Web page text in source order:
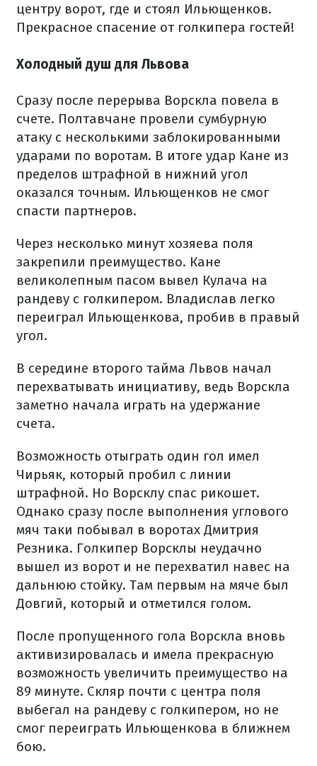
центру ворот, где и стоял Ильющенков.
Прекрасное спасение от голкипера гостей!
Холодный душ для Львова
Сразу после перерыва Ворскла повела в
счете. Полтавчане провели сумбурную
атаку с несколькими заблокированными
ударами по воротам. В итоге удар Кане из
пределов штрафной в нижний угол
оказался точным. Ильющенков не смог
спасти партнеров.
Через несколько минут хозяева поля
закрепили преимущество. Кане
великолепным пасом вывел Кулача на
рандеву с голкипером. Владислав легко
переиграл Ильющенкова, пробив в правый
угол.
В середине второго тайма Львов начал
перехватывать инициативу, ведь Ворскла
заметно начала играть на удержание
счета.
Возможность отыграть один гол имел
Чирьяк, который пробил с линии
штрафной. Но Ворсклу спас рикошет.
Однако сразу после выполнения углового
мяч таки побывал в воротах Дмитрия
Резника. Голкипер Ворсклы неудачно
вышел из ворот и не перехватил навес на
дальнюю стойку. Там первым на мяче был
Довгий, который и отметился голом.
После пропущенного гола Ворскла вновь
активизировалась и имела прекрасную
возможность увеличить преимущество на
89 минуте. Скляр почти с центра поля
выбегал на рандеву с голкипером, но не
смог переиграть Ильющенкова в ближнем
бою.